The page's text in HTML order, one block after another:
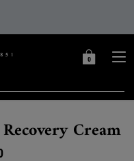
MIN
0
0 PRODUKT
Cream